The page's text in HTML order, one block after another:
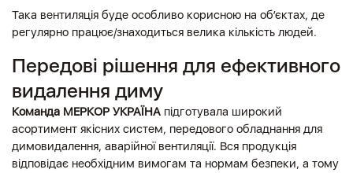
Така вентиляція буде особливо корисною на об’єктах, де
регулярно працює/знаходиться велика кількість людей.
Передові рішення для ефективного
видалення диму
Команда МЕРКОР УКРАЇНА підготувала широкий
асортимент якісних систем, передового обладнання для
димовидалення, аварійної вентиляції. Вся продукція
відповідає необхідним вимогам та нормам безпеки, а тому